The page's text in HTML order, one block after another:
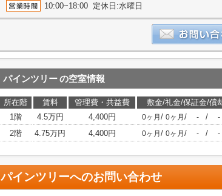
10:00~18:00 定休日:水曜日
パインツリーの空室情報
所在階 賃料 管理費・共益費 敷金/礼金/保証金/償
1階
4.5万円 4,400円 0ヶ月 / 0ヶ月 / - / -
2階
4.75万円 4,400円 0ヶ月 / 0ヶ月 / - / -
パインツリーへのお問い合わせ